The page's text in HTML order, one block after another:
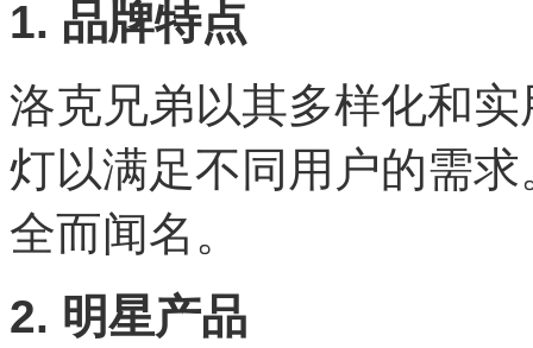
1. 品牌特点
洛克兄弟以其多样化和
灯以满足不同用户的需
全而闻名。
2. 明星产品